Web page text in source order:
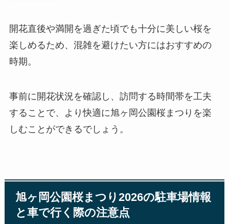
開花直後や満開を過ぎた頃でも十分に美しい桜を
楽しめるため、混雑を避けたい方にはおすすめの
時期。
事前に開花状況を確認し、訪問する時間帯を工夫
することで、より快適に旭ヶ岡公園桜まつりを楽
しむことができるでしょう。
旭ヶ岡公園桜まつり2026の駐車場情報
と車で行く際の注意点